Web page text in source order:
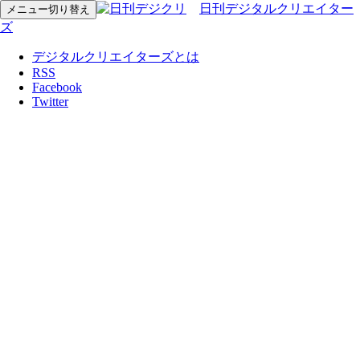
メニュー切り替え
日刊デジタルクリエイター
ズ
デジタルクリエイターズとは
RSS
Facebook
Twitter